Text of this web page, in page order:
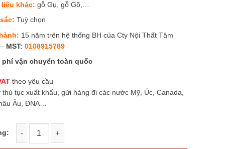
liệu khác: gỗ Gụ, gỗ Gõ,…
Tuỳ chọn
15 năm trên hệ thống BH của Cty Nội Thất Tâm
MST: 0108915789
phí vận chuyển toàn quốc
theo yêu cầu
thủ tục xuất khẩu, gửi hàng đi các nước Mỹ, Úc, Canada,
Âu, ĐNA…